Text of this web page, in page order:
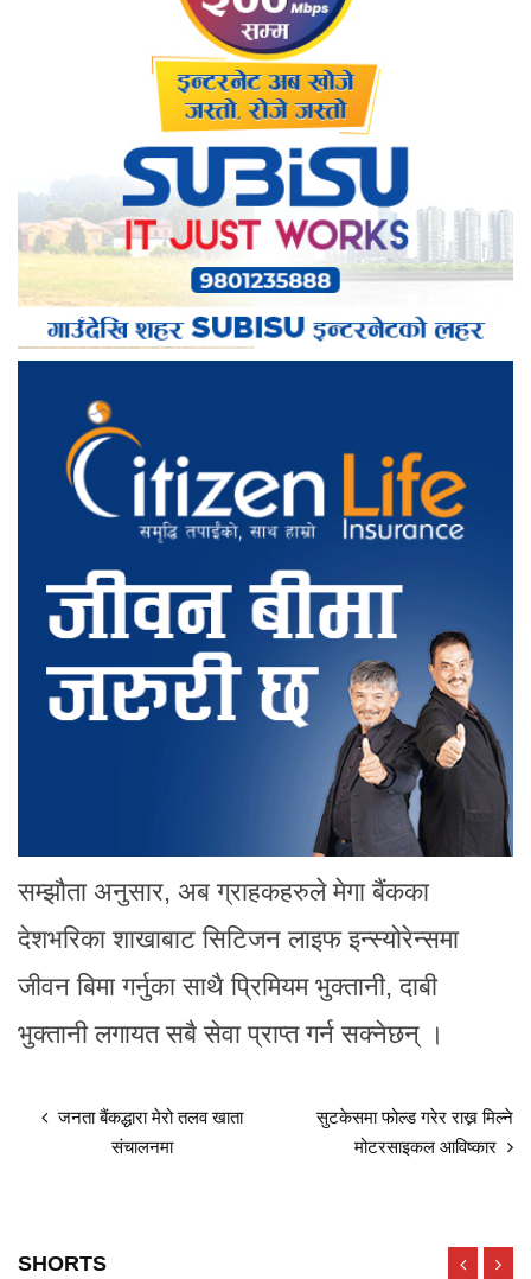
सम्झौता अनुसार, अब ग्राहकहरुले मेगा बैंकका
देशभरिका शाखाबाट सिटिजन लाइफ इन्स्योरेन्समा
जीवन बिमा गर्नुका साथै प्रिमियम भुक्तानी, दाबी
भुक्तानी लगायत सबै सेवा प्राप्त गर्न सक्नेछन् ।
जनता बैंकद्धारा मेरो तलव खाता
संचालनमा
सुटकेसमा फोल्ड गरेर राख्न मिल्ने
मोटरसाइकल आविष्कार
SHORTS